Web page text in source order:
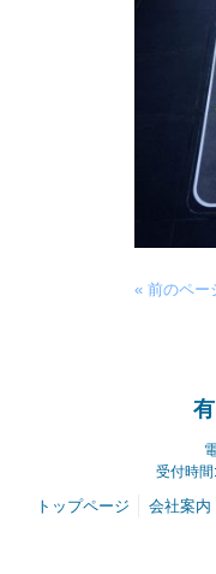
« 前のペー
受付時
トップページ 会社案内